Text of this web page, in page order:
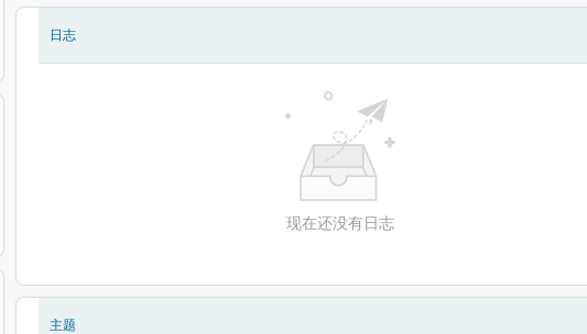
日志
现在还没有日志
主题